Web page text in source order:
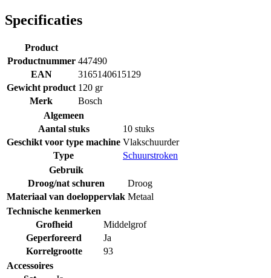
Specificaties
Product
Productnummer 447490
EAN
3165140615129
Gewicht product 120 gr
Merk
Bosch
Algemeen
Aantal stuks
10 stuks
Geschikt voor type machine Vlakschuurder
Type
Schuurstroken
Gebruik
Droog/nat schuren
Droog
Materiaal van doeloppervlak Metaal
Technische kenmerken
Grofheid
Middelgrof
Geperforeerd
Ja
Korrelgrootte
93
Accessoires